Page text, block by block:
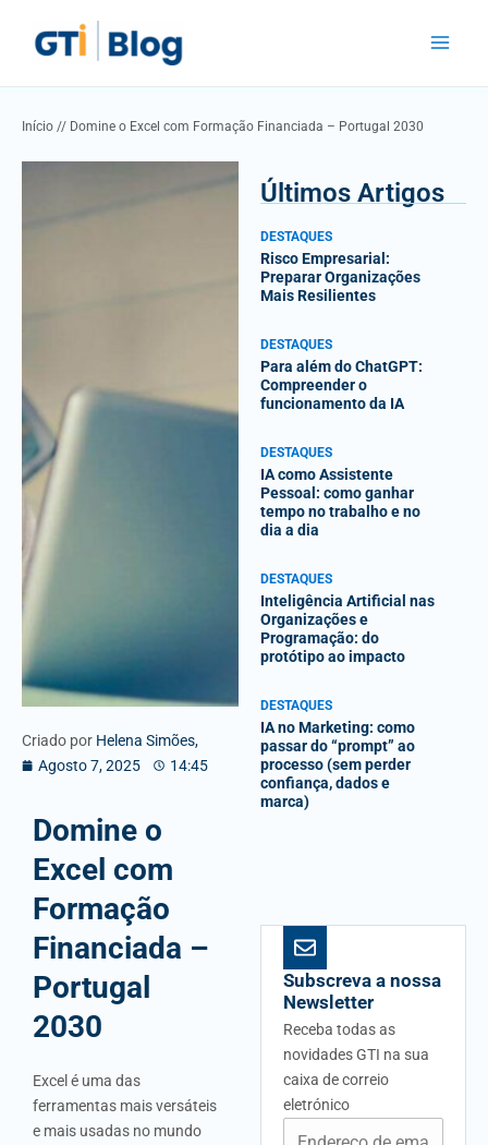
content
Início // Domine o Excel com Formação Financiada – Portugal 2030
Criado por Helena Simões,
Agosto 7, 2025
14:45
Domine o
Excel com
Formação
Financiada –
Portugal
2030
Excel é uma das
ferramentas mais versáteis
e mais usadas no mundo
Últimos Artigos
DESTAQUES
Risco Empresarial:
Preparar Organizações
Mais Resilientes
DESTAQUES
Para além do ChatGPT:
Compreender o
funcionamento da IA
DESTAQUES
IA como Assistente
Pessoal: como ganhar
tempo no trabalho e no
dia a dia
DESTAQUES
Inteligência Artificial nas
Organizações e
Programação: do
protótipo ao impacto
DESTAQUES
IA no Marketing: como
passar do “prompt” ao
processo (sem perder
confiança, dados e
marca)
Subscreva a nossa
Newsletter
Receba todas as
novidades GTI na sua
caixa de correio
eletrónico